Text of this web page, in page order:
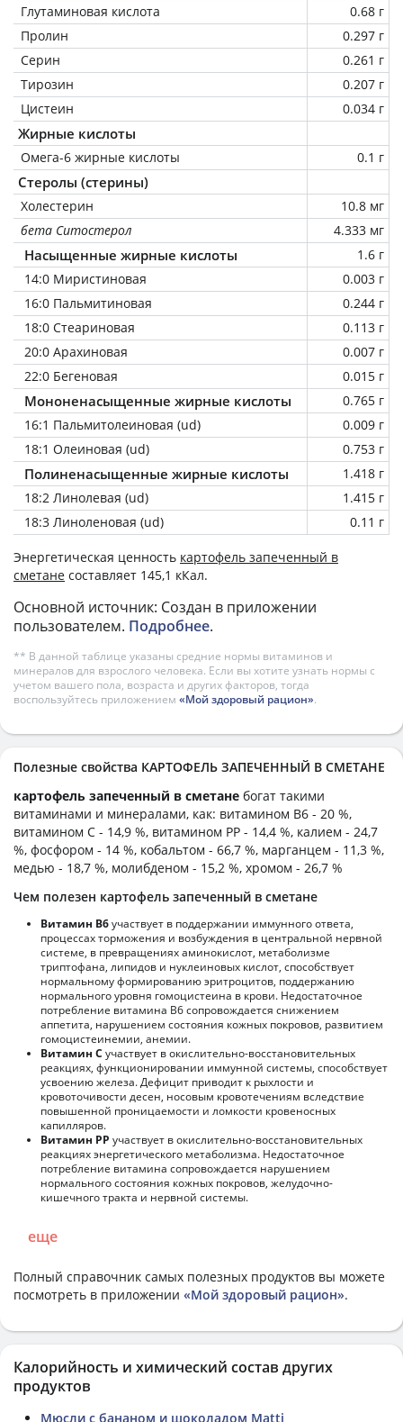
Глутаминовая кислота
0.68 г
Пролин
0.297 г
Серин
0.261 г
Тирозин
0.207 г
Цистеин
0.034 г
Жирные кислоты
Омега-6 жирные кислоты 0.1 г
Стеролы (стерины)
Холестерин
10.8 мг
бета Ситостерол
4.333 мг
Насыщенные жирные кислоты
1.6 г
14:0 Миристиновая
0.003 г
16:0 Пальмитиновая
0.244 г
18:0 Стеариновая
0.113 г
20:0 Арахиновая
0.007 г
22:0 Бегеновая
0.015 г
Мононенасыщенные жирные кислоты
0.765 г
16:1 Пальмитолеиновая (ud)
0.009 г
18:1 Олеиновая (ud)
0.753 г
Полиненасыщенные жирные кислоты
1.418 г
18:2 Линолевая (ud)
1.415 г
18:3 Линоленовая (ud)
0.11 г
Энергетическая ценность картофель запеченный в
сметане составляет 145,1 кКал.
Основной источник: Создан в приложении
пользователем. Подробнее.
** В данной таблице указаны средние нормы витаминов и
минералов для взрослого человека. Если вы хотите узнать нормы с
учетом вашего пола, возраста и других факторов, тогда
воспользуйтесь приложением «Мой здоровый рацион».
Полезные свойства КАРТОФЕЛЬ ЗАПЕЧЕННЫЙ В СМЕТАНЕ
картофель запеченный в сметане богат такими
витаминами и минералами, как: витамином B6 - 20 %,
витамином C - 14,9 %, витамином PP - 14,4 %, калием - 24,7
%, фосфором - 14 %, кобальтом - 66,7 %, марганцем - 11,3 %,
медью - 18,7 %, молибденом - 15,2 %, хромом - 26,7 %
Чем полезен картофель запеченный в сметане
Витамин В6участвует в поддержании иммунного ответа,
процессах торможения и возбуждения в центральной нервной
системе, в превращениях аминокислот, метаболизме
триптофана, липидов и нуклеиновых кислот, способствует
нормальному формированию эритроцитов, поддержанию
нормального уровня гомоцистеина в крови. Недостаточное
потребление витамина В6 сопровождается снижением
аппетита, нарушением состояния кожных покровов, развитием
гомоцистеинемии, анемии.
Витамин С участвует в окислительно-восстановительных
реакциях, функционировании иммунной системы, способствует
усвоению железа. Дефицит приводит к рыхлости и
кровоточивости десен, носовым кровотечениям вследствие
повышенной проницаемости и ломкости кровеносных
капилляров.
Витамин РР участвует в окислительно-восстановительных
реакциях энергетического метаболизма. Недостаточное
потребление витамина сопровождается нарушением
нормального состояния кожных покровов, желудочно-
кишечного тракта и нервной системы.
еще
Полный справочник самых полезных продуктов вы можете
посмотреть в приложении «Мой здоровый рацион».
Калорийность и химический состав других
продуктов
Мюсли с бананом и шоколадом Matti